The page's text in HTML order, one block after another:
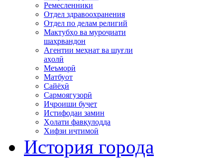
Ремесленники
Отдел здравоохранения
Отдел по делам религий
Мактубҳо ва муроҷиати
шаҳрвандон
Агентии меҳнат ва шуғли
аҳолӣ
Меъморӣ
Матбуот
Сайёҳӣ
Сармоягузорӣ
Иҷроиши буҷет
Истифодаи замин
Ҳолати фавқулодда
Хифзи иҷтимоӣ
История города